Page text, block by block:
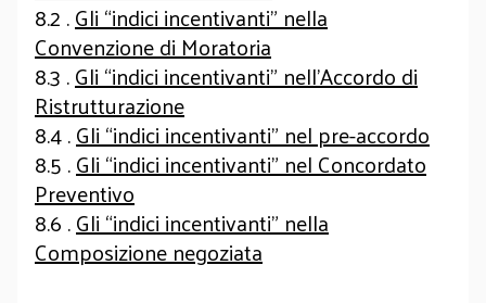
8.2 .Gli “indici incentivanti” nella
Convenzione di Moratoria
8.3 .Gli “indici incentivanti” nell’Accordo di
Ristrutturazione
8.4 .Gli “indici incentivanti” nel pre-accordo
8.5 .Gli “indici incentivanti” nel Concordato
Preventivo
8.6 .Gli “indici incentivanti” nella
Composizione negoziata